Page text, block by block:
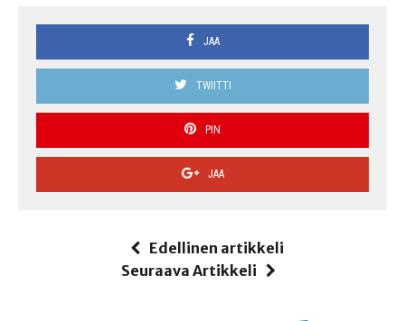
JAA
TWIITTI
PIN
JAA
Edellinen artikkeli
Seuraava Artikkeli